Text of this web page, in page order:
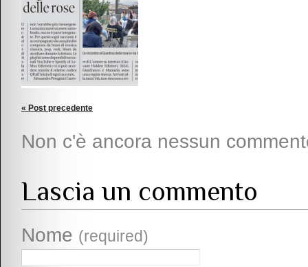
« Post precedente
Non c'è ancora nessun
Lascia un commento
Nome (required)